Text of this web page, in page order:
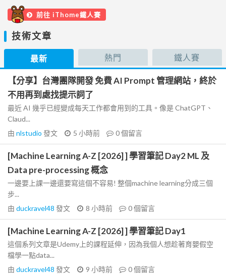
前往 iThome鐵人賽
技術文章
最新 熱門 鐵人賽
【分享】台灣團隊開發 免費 AI Prompt 管理網站，終於
不用再到處找提示詞了
最近 AI 幾乎已經變成每天工作都會用到的工具。像是 ChatGPT、
Claud...
由 nlstudio 發文 5 小時前 0個留言
[Machine Learning A-Z [2026] ] 學習筆記 Day2 ML 及
Data pre-processing 概念
一邊要上課一邊還要寫這個不容易! 整個machine learning分成三個
步...
由 duckravel48 發文 8 小時前 0個留言
[Machine Learning A-Z [2026] ] 學習筆記 Day1
這個系列文章是Udemy上的課程延伸，因為我個人想趁著育嬰假空
檔學一點data...
由 duckravel48 發文 9 小時前 0個留言